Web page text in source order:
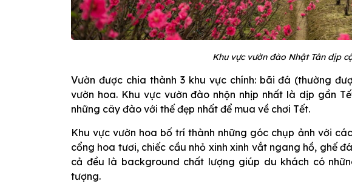
Khu vực vườn đào Nhật Tân dịp
Vườn được chia thành 3 khu vực chính: bãi đá (thường
vườn hoa. Khu vực vườn đào nhộn nhịp nhất là dịp gần
những cây đào với thế đẹp nhất để mua về chơi Tết.
Khu vực vườn hoa bố trí thành những góc chụp ảnh với
cổng hoa tươi, chiếc cầu nhỏ xinh xinh vắt ngang hồ, ghế
cả đều là background chất lượng giúp du khách có
tượng.